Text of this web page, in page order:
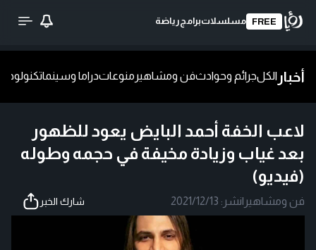
FREE مسلسلاتبرامج رياضة
أخبار الكلجرائم وحوادثفن ومشاهير منوعاتدراما وسينماتكنولوجيا
لاعب الخفة أحمد البايض يعود للظهور
بعد غياب وزيادة مخيفة في حجمه وطوله
(فيديو)
فن ومشاهير |نشر: 2021/12/13 شارك الخبر